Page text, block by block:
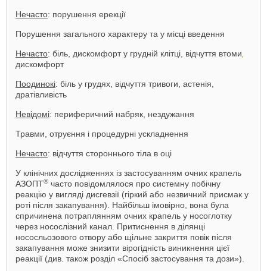
Нечасто: порушення ерекції
Порушення загального характеру та у місці введення
Нечасто: біль, дискомфорт у грудній клітці, відчуття втоми
дискомфорт
Поодинокі: біль у грудях, відчуття тривоги, астенія,
дратівливість
Невідомі: периферичний набряк, нездужання
Травми, отруєння і процедурні ускладнення
Нечасто: відчуття стороннього тіла в оці
У клінічних дослідженнях із застосуванням очних крапель
АЗОПТ® часто повідомлялося про системну побічну
реакцію у вигляді дисгевзії (гіркий або незвичний присмак у
роті після закапування). Найбільш імовірно, вона була
спричинена потраплянням очних крапель у носоглотку
через носослізний канал. Притиснення в ділянці
нососльозового отвору або щільне закриття повік після
закапування може знизити вірогідність виникнення цієї
реакції (див. також розділ «Спосіб застосування та дози»).